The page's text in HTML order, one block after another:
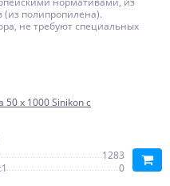
(из полипропилена).
не требуют специальных
х 1000 Sinikon с
1283
0